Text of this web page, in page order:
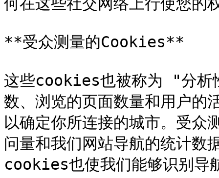
**受众测量的Cookies**
这些cookies也被称为 "分析
数、浏览的页面数量和用户的
以确定你所连接的城市。受
问量和我们网站导航的统计数
cookies也使我们能够识别导